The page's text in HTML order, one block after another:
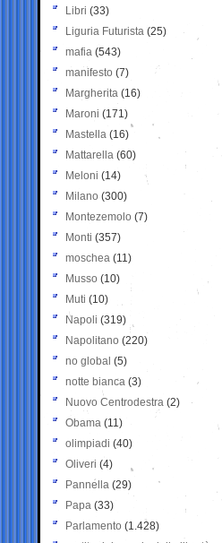
Libri (33)
Liguria Futurista (25)
mafia (543)
manifesto (7)
Margherita (16)
Maroni (171)
Mastella (16)
Mattarella (60)
Meloni (14)
Milano (300)
Montezemolo (7)
Monti (357)
moschea (11)
Musso (10)
Muti (10)
Napoli (319)
Napolitano (220)
no global (5)
notte bianca (3)
Nuovo Centrodestra (2)
Obama (11)
olimpiadi (40)
Oliveri (4)
Pannella (29)
Papa (33)
Parlamento (1.428)